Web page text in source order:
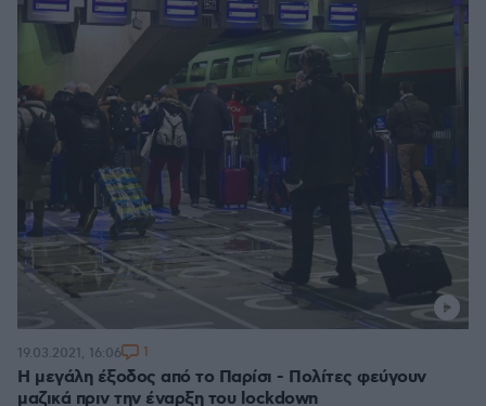
Η μεγάλη έξοδος από το Παρίσι - Πολίτες φεύγουν
μαζικά πριν την έναρξη του lockdown
19.03.2021, 16:06 1